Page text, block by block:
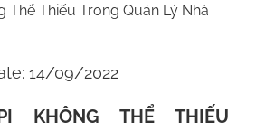
Thể Thiếu Trong Quản Lý Nhà
14/09/2022
KHÔNG THỂ THIẾU
GỬI YÊU CẦU